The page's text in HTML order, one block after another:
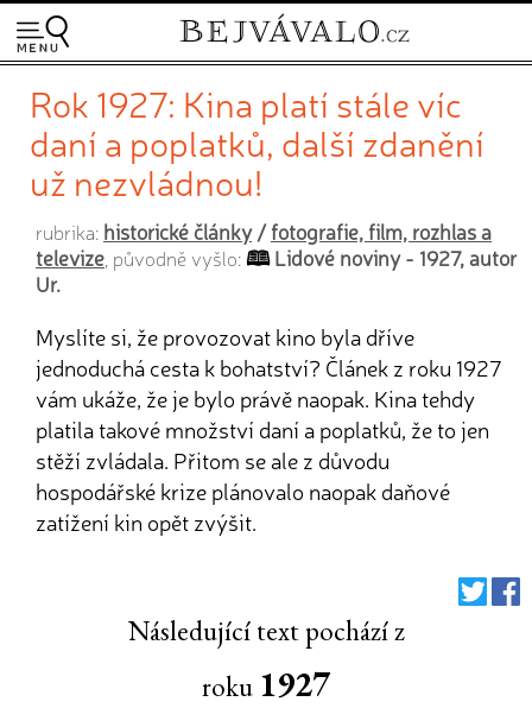
Rok 1927: Kina platí stále víc
daní a poplatků, další zdanění
už nezvládnou!
rubrika: historické články/fotografie, film, rozhlas a
televize , původně vyšlo:
Lidové noviny - 1927, autor
Ur.
Myslíte si, že provozovat kino byla dříve
jednoduchá cesta k bohatství? Článek z roku 1927
vám ukáže, že je bylo právě naopak. Kina tehdy
platila takové množství daní a poplatků, že to jen
stěží zvládala. Přitom se ale z důvodu
hospodářské krize plánovalo naopak daňové
zatížení kin opět zvýšit.
Následující text pochází z
roku 1927